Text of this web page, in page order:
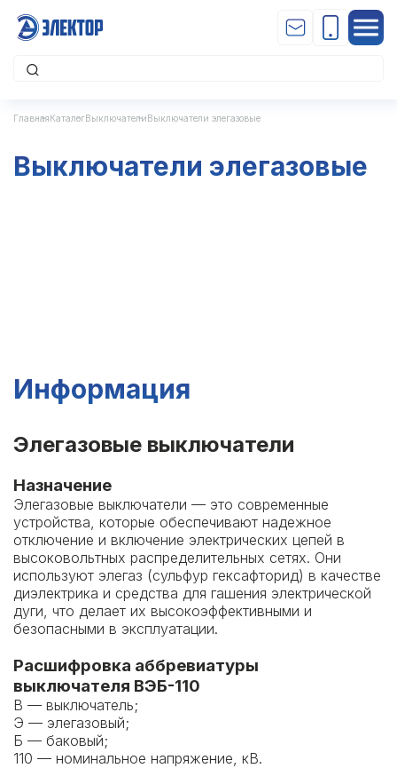
ГлавнаяКаталогВыключателиВыключатели элегазовые
Выключатели элегазовые
Информация
Элегазовые выключатели
Назначение
Элегазовые выключатели — это современные
устройства, которые обеспечивают надежное
отключение и включение электрических цепей в
высоковольтных распределительных сетях. Они
используют элегаз (сульфур гексафторид) в качестве
диэлектрика и средства для гашения электрической
дуги, что делает их высокоэффективными и
безопасными в эксплуатации.
Расшифровка аббревиатуры
выключателя ВЭБ-110
В — выключатель;
Э — элегазовый;
Б — баковый;
110 — номинальное напряжение, кВ.